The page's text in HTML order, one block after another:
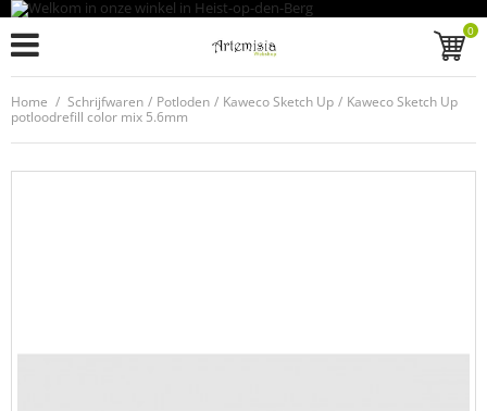
0
Home / Schrijfwaren / Potloden / Kaweco Sketch Up / Kaweco Sketch Up
potloodrefill color mix 5.6mm